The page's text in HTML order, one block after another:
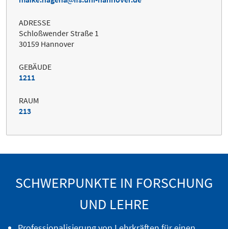
ADRESSE
Schloßwender Straße 1
30159 Hannover
GEBÄUDE
1211
RAUM
213
SCHWERPUNKTE IN FORSCHUNG
UND LEHRE